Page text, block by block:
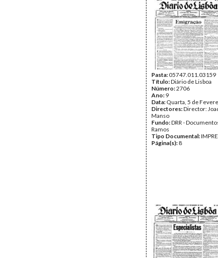
Pasta:05747.011.03159
Título:Diário de Lisboa
Número:2706
Ano: 9
Data: Quarta, 5 de
Directores:Director:
Manso
Fundo:DRR -
Ramos
Tipo Documental:
Página(s): 8